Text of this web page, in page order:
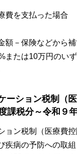
費を支払った場合
額－保険などから
または10万円のい
ーション税制（
課税分～令和９
ョン税制（医療費控
疾病の予防への取